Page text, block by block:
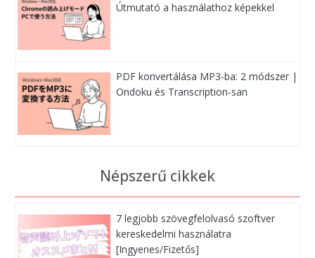
Útmutató a használathoz képekkel
PDF konvertálása MP3-ba: 2 módszer |
Ondoku és Transcription-san
Népszerű cikkek
7 legjobb szövegfelolvasó szoftver
kereskedelmi használatra
[Ingyenes/Fizetős]